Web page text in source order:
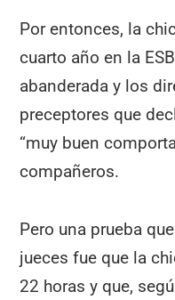
Por entonces, la
cuarto año en la
abanderada y los
preceptores que
“muy buen
compañeros.
Pero una prueba
jueces fue que la
22 horas y que,